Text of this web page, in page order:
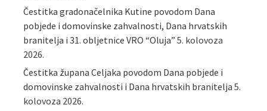
Čestitka gradonačelnika Kutine povodom Dana
pobjede i domovinske zahvalnosti, Dana hrvatskih
branitelja i 31. obljetnice VRO “Oluja” 5. kolovoza
2026.
Čestitka župana Celjaka povodom Dana pobjede i
domovinske zahvalnosti i Dana hrvatskih branitelja 5.
kolovoza 2026.